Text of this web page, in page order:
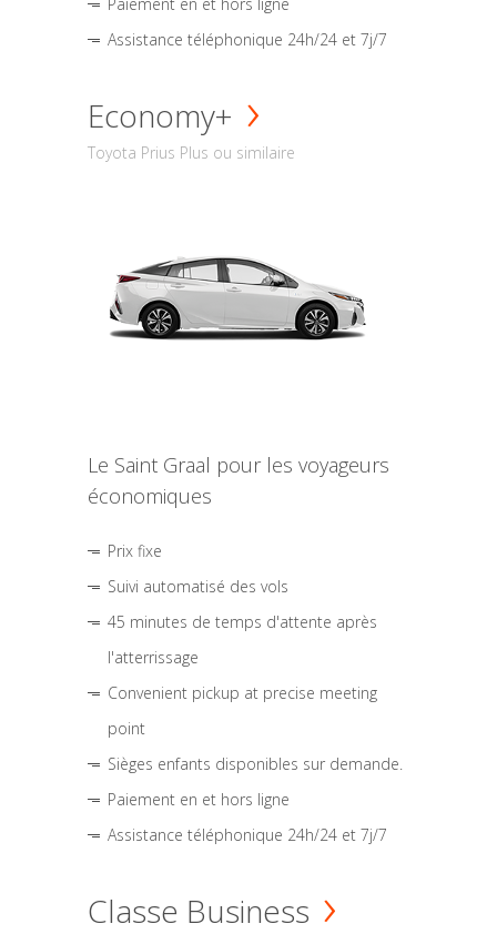
Assistance téléphonique 24h/24 et 7j/7
Economy+
Toyota Prius Plus ou similaire
Le Saint Graal pour les voyageurs
économiques
Prix fixe
Suivi automatisé des vols
45 minutes de temps d'attente après
l'atterrissage
Convenient pickup at precise meeting
point
Sièges enfants disponibles sur demande.
Paiement en et hors ligne
Assistance téléphonique 24h/24 et 7j/7
Classe Business